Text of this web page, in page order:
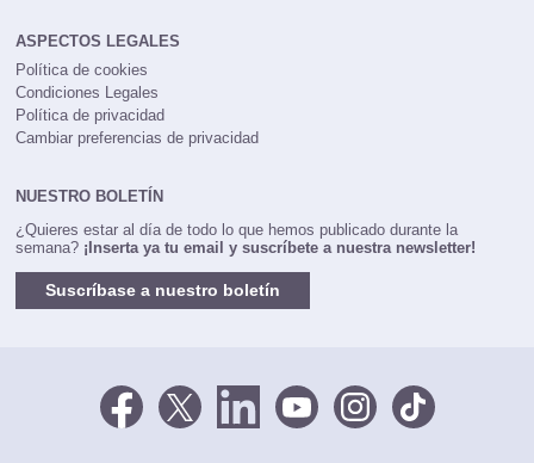
ASPECTOS LEGALES
Política de cookies
Condiciones Legales
Política de privacidad
Cambiar preferencias de privacidad
NUESTRO BOLETÍN
¿Quieres estar al día de todo lo que hemos publicado durante la
semana? ¡Inserta ya tu email y suscríbete a nuestra newsletter!
Suscríbase a nuestro boletín